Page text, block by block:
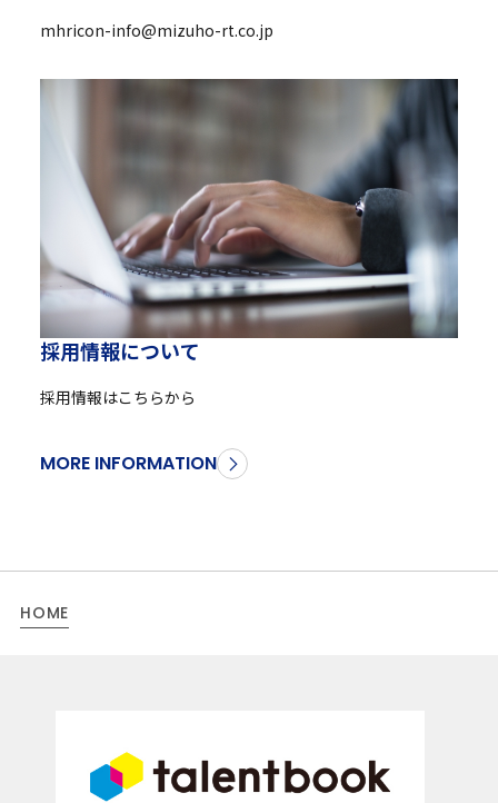
mhricon-info@mizuho-rt.co.jp
採用情報について
採用情報はこちらから
MORE INFORMATION
HOME